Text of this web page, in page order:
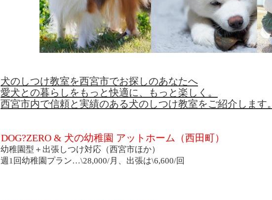
犬のしつけ教室を西宮市でお探しのあなたへ
愛犬との暮らしをもっと快適に、もっと楽しく。
西宮市内で信頼と実績のある犬のしつけ教室をご紹介します。
DOG?ZERO & 犬の幼稚園 アットホーム（西田町）
幼稚園型＋出張しつけ対応（西宮市ほか）
週1回幼稚園プラン…\28,000/月、出張は\6,600/回